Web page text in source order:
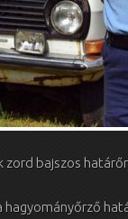
zord bajszos
hagyományőrző